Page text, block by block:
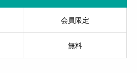
会員限定
無料